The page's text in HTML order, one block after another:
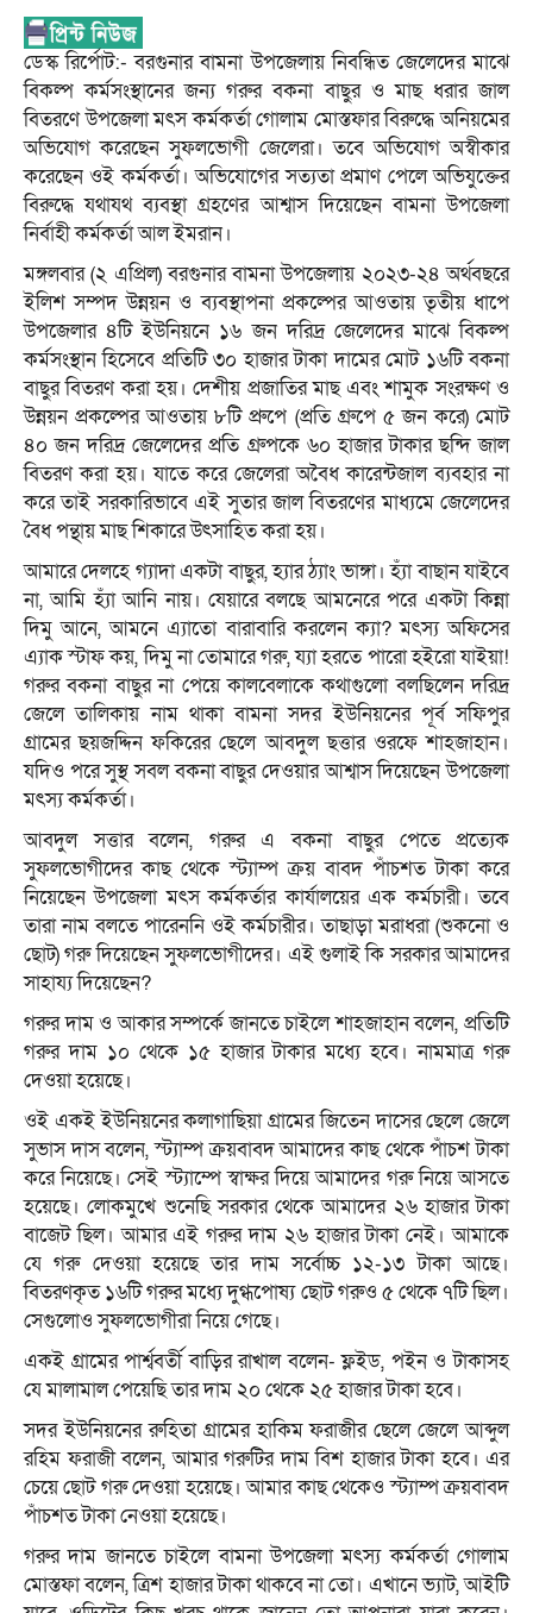
ডেস্ক রির্পোট:- বরগুনার বামনা উপজেলায় নিবন্ধিত জেলেদের মাঝে
বিকল্প কর্মসংস্থানের জন্য গরুর বকনা বাছুর ও মাছ ধরার জাল
বিতরণে উপজেলা মৎস কর্মকর্তা গোলাম মোস্তফার বিরুদ্ধে অনিয়মের
অভিযোগ করেছেন সুফলভোগী জেলেরা। তবে অভিযোগ অস্বীকার
করেছেন ওই কর্মকর্তা। অভিযোগের সত্যতা প্রমাণ পেলে অভিযুক্তের
বিরুদ্ধে যথাযথ ব্যবস্থা গ্রহণের আশ্বাস দিয়েছেন বামনা উপজেলা
নির্বাহী কর্মকর্তা আল ইমরান।
মঙ্গলবার (২ এপ্রিল) বরগুনার বামনা উপজেলায় ২০২৩-২৪ অর্থবছরে
ইলিশ সম্পদ উন্নয়ন ও ব্যবস্থাপনা প্রকল্পের আওতায় তৃতীয় ধাপে
উপজেলার ৪টি ইউনিয়নে ১৬ জন দরিদ্র জেলেদের মাঝে বিকল্প
কর্মসংস্থান হিসেবে প্রতিটি ৩০ হাজার টাকা দামের মোট ১৬টি বকনা
বাছুর বিতরণ করা হয়। দেশীয় প্রজাতির মাছ এবং শামুক সংরক্ষণ ও
উন্নয়ন প্রকল্পের আওতায় ৮টি প্রুপে (প্রতি গ্রুপে ৫ জন করে) মোট
৪০ জন দরিদ্র জেলেদের প্রতি গ্রুপকে ৬০ হাজার টাকার ছন্দি জাল
বিতরণ করা হয়। যাতে করে জেলেরা অবৈধ কারেন্টজাল ব্যবহার না
করে তাই সরকারিভাবে এই সুতার জাল বিতরণের মাধ্যমে জেলেদের
বৈধ পন্থায় মাছ শিকারে উৎসাহিত করা হয়।
আমারে দেলহে গ্যাদা একটা বাছুর, হ্যার ঠ্যাং ভাঙ্গা। হ্যাঁ বাছান যাইবে
না, আমি হ্যাঁ আনি নায়। যেয়ারে বলছে আমনেরে পরে একটা কিন্না
দিমু আনে, আমনে এ্যাতো বারাবারি করলেন ক্যা? মৎস্য অফিসের
এ্যাক স্টাফ কয়, দিমু না তোমারে গরু, য্যা হরতে পারো হইরো যাইয়া!
গরুর বকনা বাছুর না পেয়ে কালবেলাকে কথাগুলো বলছিলেন দরিদ্র
জেলে তালিকায় নাম থাকা বামনা সদর ইউনিয়নের পূর্ব সফিপুর
গ্রামের ছয়জদ্দিন ফকিরের ছেলে আবদুল ছত্তার ওরফে শাহজাহান।
যদিও পরে সুস্থ সবল বকনা বাছুর দেওয়ার আশ্বাস দিয়েছেন উপজেলা
মৎস্য কর্মকর্তা।
আবদুল সত্তার বলেন, গরুর এ বকনা বাছুর পেতে প্রত্যেক
সুফলভোগীদের কাছ থেকে স্ট্যাম্প ক্রয় বাবদ পাঁচশত টাকা করে
নিয়েছেন উপজেলা মৎস কর্মকর্তার কার্যালয়ের এক কর্মচারী। তবে
তারা নাম বলতে পারেননি ওই কর্মচারীর। তাছাড়া মরাধরা (শুকনো ও
ছোট) গরু দিয়েছেন সুফলভোগীদের। এই গুলাই কি সরকার আমাদের
সাহায্য দিয়েছেন?
গরুর দাম ও আকার সম্পর্কে জানতে চাইলে শাহজাহান বলেন, প্রতিটি
গরুর দাম ১০ থেকে ১৫ হাজার টাকার মধ্যে হবে। নামমাত্র গরু
দেওয়া হয়েছে।
ওই একই ইউনিয়নের কলাগাছিয়া গ্রামের জিতেন দাসের ছেলে জেলে
সুভাস দাস বলেন, স্ট্যাম্প ক্রয়বাবদ আমাদের কাছ থেকে পাঁচশ টাকা
করে নিয়েছে। সেই স্ট্যাম্পে স্বাক্ষর দিয়ে আমাদের গরু নিয়ে আসতে
হয়েছে। লোকমুখে শুনেছি সরকার থেকে আমাদের ২৬ হাজার টাকা
বাজেট ছিল। আমার এই গরুর দাম ২৬ হাজার টাকা নেই। আমাকে
যে গরু দেওয়া হয়েছে তার দাম সর্বোচ্চ ১২-১৩ টাকা আছে।
বিতরণকৃত ১৬টি গরুর মধ্যে দুগ্ধপোষ্য ছোট গরুও ৫ থেকে ৭টি ছিল।
সেগুলোও সুফলভোগীরা নিয়ে গেছে।
একই গ্রামের পার্শ্ববর্তী বাড়ির রাখাল বলেন- ফ্লইড, পইন ও টাকাসহ
যে মালামাল পেয়েছি তার দাম ২০ থেকে ২৫ হাজার টাকা হবে।
সদর ইউনিয়নের রুহিতা গ্রামের হাকিম ফরাজীর ছেলে জেলে আব্দুল
রহিম ফরাজী বলেন, আমার গরুটির দাম বিশ হাজার টাকা হবে। এর
চেয়ে ছোট গরু দেওয়া হয়েছে। আমার কাছ থেকেও স্ট্যাম্প ক্রয়বাবদ
পাঁচশত টাকা নেওয়া হয়েছে।
গরুর দাম জানতে চাইলে বামনা উপজেলা মৎস্য কর্মকর্তা গোলাম
মোস্তফা বলেন, ত্রিশ হাজার টাকা থাকবে না তো। এখানে ভ্যাট, আইটি